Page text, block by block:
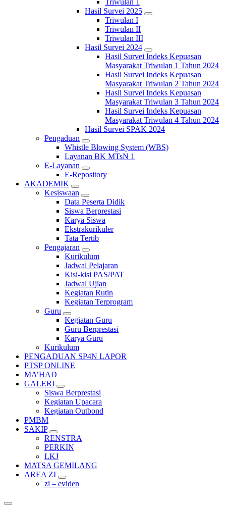
Triwulan 1
Hasil Survei 2025
Triwulan I
Triwulan II
Triwulan III
Hasil Survei 2024
Hasil Survei Indeks Kepuasan
Masyarakat Triwulan 1 Tahun 2024
Hasil Survei Indeks Kepuasan
Masyarakat Triwulan 2 Tahun 2024
Hasil Survei Indeks Kepuasan
Masyarakat Triwulan 3 Tahun 2024
Hasil Survei Indeks Kepuasan
Masyarakat Triwulan 4 Tahun 2024
Hasil Survei SPAK 2024
Pengaduan
Whistle Blowing System (WBS)
Layanan BK MTsN 1
E-Layanan
E-Repository
AKADEMIK
Kesiswaan
Data Peserta Didik
Siswa Berprestasi
Karya Siswa
Ekstrakurikuler
Tata Tertib
Pengajaran
Kurikulum
Jadwal Pelajaran
Kisi-kisi PAS/PAT
Jadwal Ujian
Kegiatan Rutin
Kegiatan Terprogram
Guru
Kegiatan Guru
Guru Berprestasi
Karya Guru
Kurikulum
PENGADUAN SP4N LAPOR
PTSP ONLINE
MA’HAD
GALERI
Siswa Berprestasi
Kegiatan Upacara
Kegiatan Outbond
PMBM
SAKIP
RENSTRA
PERKIN
LKJ
MATSA GEMILANG
AREA ZI
zi – eviden